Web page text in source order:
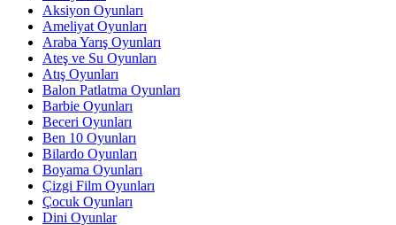
Aksiyon Oyunları
Ameliyat Oyunları
Araba Yarış Oyunları
Ateş ve Su Oyunları
Atış Oyunları
Balon Patlatma Oyunları
Barbie Oyunları
Beceri Oyunları
Ben 10 Oyunları
Bilardo Oyunları
Boyama Oyunları
Çizgi Film Oyunları
Çocuk Oyunları
Dini Oyunlar